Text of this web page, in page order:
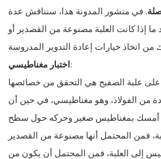
. في منشور المدونة هذا، سنناقش عدة
إذا كانت العلبة مصنوعة من القصدير أو
اختبار مغناطيسي :
علبة الصفيح هي التحقق من خصائصها
من الفولاذ، وهو مغناطيسي، في حين أن
أمسك بمغناطيس صغير وحركه حول سطح
فمن المحتمل أنها مصنوعة من القصدير
إلى العلبة، فمن المحتمل أن يكون من